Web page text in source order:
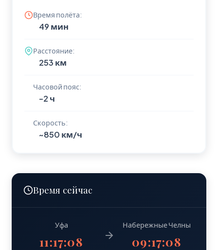
Время полёта:
49 мин
Расстояние:
253 км
Часовой пояс:
-2 ч
Скорость:
~850 км/ч
Время сейчас
Уфа
11:17:09
Набережные Челны
09:17:09